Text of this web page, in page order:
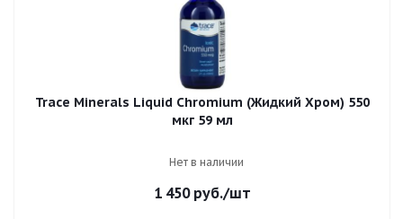
Trace Minerals Liquid Chromium (Жидкий Хром) 550
мкг 59 мл
Нет в наличии
1 450руб./шт